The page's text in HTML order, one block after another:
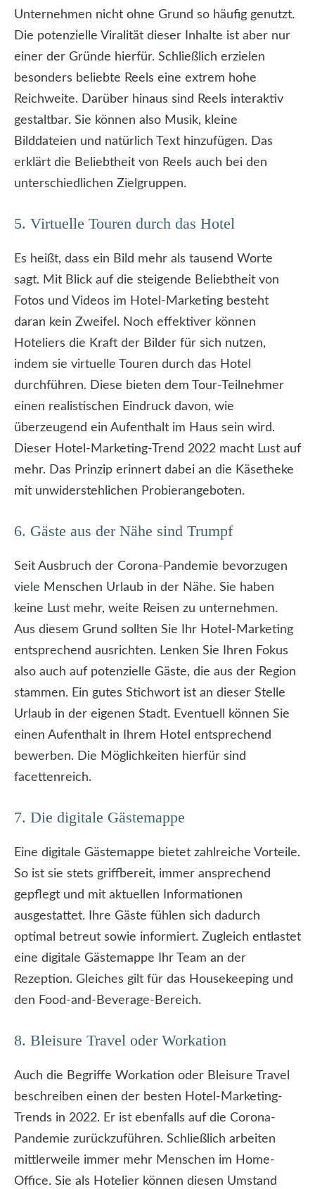
Unternehmen nicht ohne Grund so häufig genutzt.
Die potenzielle Viralität dieser Inhalte ist aber nur
einer der Gründe hierfür. Schließlich erzielen
besonders beliebte Reels eine extrem hohe
Reichweite. Darüber hinaus sind Reels interaktiv
gestaltbar. Sie können also Musik, kleine
Bilddateien und natürlich Text hinzufügen. Das
erklärt die Beliebtheit von Reels auch bei den
unterschiedlichen Zielgruppen.
5. Virtuelle Touren durch das Hotel
Es heißt, dass ein Bild mehr als tausend Worte
sagt. Mit Blick auf die steigende Beliebtheit von
Fotos und Videos im Hotel-Marketing besteht
daran kein Zweifel. Noch effektiver können
Hoteliers die Kraft der Bilder für sich nutzen,
indem sie virtuelle Touren durch das Hotel
durchführen. Diese bieten dem Tour-Teilnehmer
einen realistischen Eindruck davon, wie
überzeugend ein Aufenthalt im Haus sein wird.
Dieser Hotel-Marketing-Trend 2022 macht Lust auf
mehr. Das Prinzip erinnert dabei an die Käsetheke
mit unwiderstehlichen Probierangeboten.
6. Gäste aus der Nähe sind Trumpf
Seit Ausbruch der Corona-Pandemie bevorzugen
viele Menschen Urlaub in der Nähe. Sie haben
keine Lust mehr, weite Reisen zu unternehmen.
Aus diesem Grund sollten Sie Ihr Hotel-Marketing
entsprechend ausrichten. Lenken Sie Ihren Fokus
also auch auf potenzielle Gäste, die aus der Region
stammen. Ein gutes Stichwort ist an dieser Stelle
Urlaub in der eigenen Stadt. Eventuell können Sie
einen Aufenthalt in Ihrem Hotel entsprechend
bewerben. Die Möglichkeiten hierfür sind
facettenreich.
7. Die digitale Gästemappe
Eine digitale Gästemappe bietet zahlreiche Vorteile.
So ist sie stets griffbereit, immer ansprechend
gepflegt und mit aktuellen Informationen
ausgestattet. Ihre Gäste fühlen sich dadurch
optimal betreut sowie informiert. Zugleich entlastet
eine digitale Gästemappe Ihr Team an der
Rezeption. Gleiches gilt für das Housekeeping und
den Food-and-Beverage-Bereich.
8. Bleisure Travel oder Workation
Auch die Begriffe Workation oder Bleisure Travel
beschreiben einen der besten Hotel-Marketing-
Trends in 2022. Er ist ebenfalls auf die Corona-
Pandemie zurückzuführen. Schließlich arbeiten
mittlerweile immer mehr Menschen im Home-
Office. Sie als Hotelier können diesen Umstand